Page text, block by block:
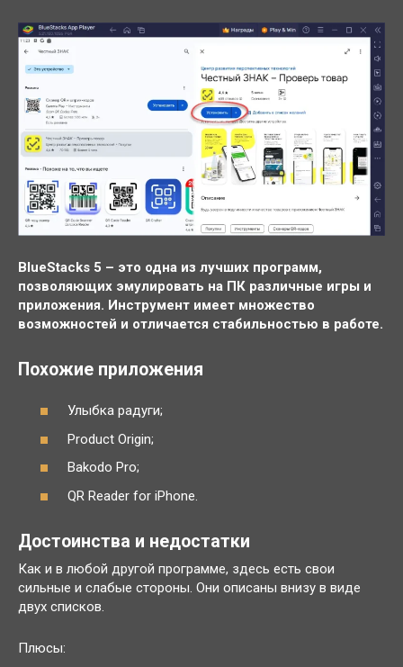
BlueStacks 5 – это одна из лучших программ,
позволяющих эмулировать на ПК различные игры и
приложения. Инструмент имеет множество
возможностей и отличается стабильностью в работе.
Похожие приложения
Улыбка радуги;
Product Origin;
Bakodo Pro;
QR Reader for iPhone.
Достоинства и недостатки
Как и в любой другой программе, здесь есть свои
сильные и слабые стороны. Они описаны внизу в виде
двух списков.
Плюсы: